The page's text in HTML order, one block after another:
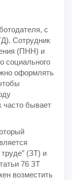
с
Сотрудник
(ПНН) и
социального
оформлять
часто бывает
(ЗТ) и
76 ЗТ
возместить